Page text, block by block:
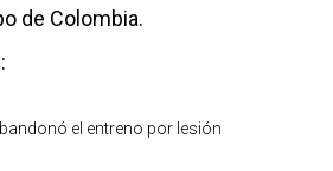
de Colombia.
el entreno por lesión